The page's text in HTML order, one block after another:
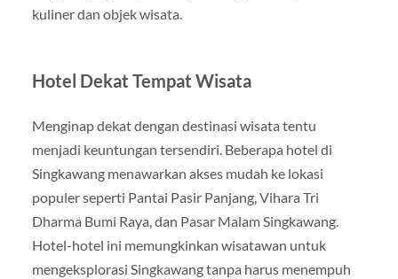
kuliner dan objek wisata.
Hotel Dekat Tempat Wisata
Menginap dekat dengan destinasi wisata tentu
menjadi keuntungan tersendiri. Beberapa hotel di
Singkawang menawarkan akses mudah ke lokasi
populer seperti Pantai Pasir Panjang, Vihara Tri
Dharma Bumi Raya, dan Pasar Malam Singkawang.
Hotel-hotel ini memungkinkan wisatawan untuk
mengeksplorasi Singkawang tanpa harus menempuh